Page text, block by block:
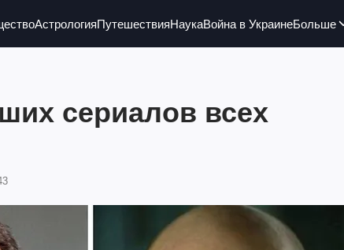
АстрологияПутешествияНаукаВойна в УкраинеБольше
сериалов всех